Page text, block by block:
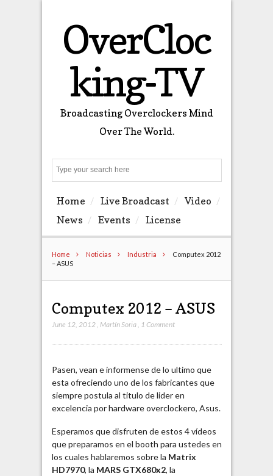
OverCloc
king-TV
Broadcasting Overclockers Mind
Over The World.
Home Live Broadcast
Video
News
Events License
Home Noticias Industria
Computex 2012
– ASUS
Computex 2012 – ASUS
June 12, 2012, Martín Soria, 1 Comment
Pasen, vean e informense de lo ultimo que
esta ofreciendo uno de los fabricantes que
siempre postula al titulo de lider en
excelencia por hardware overclockero, Asus.
Esperamos que disfruten de estos 4 vídeos
que preparamos en el booth para ustedes en
los cuales hablaremos sobre la Matrix
HD7970, la MARS GTX680x2, la